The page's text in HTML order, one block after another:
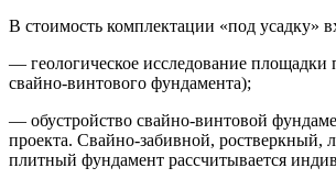
В стоимость комплектации «под усадку»
— геологическое исследование площадки
свайно-винтового фундамента);
— обустройство свайно-винтовой
проекта. Свайно-забивной, ростверкный,
плитный фундамент рассчитывается